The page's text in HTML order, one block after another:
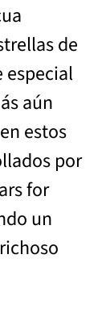
de
especial
aún
estos
por
for
un